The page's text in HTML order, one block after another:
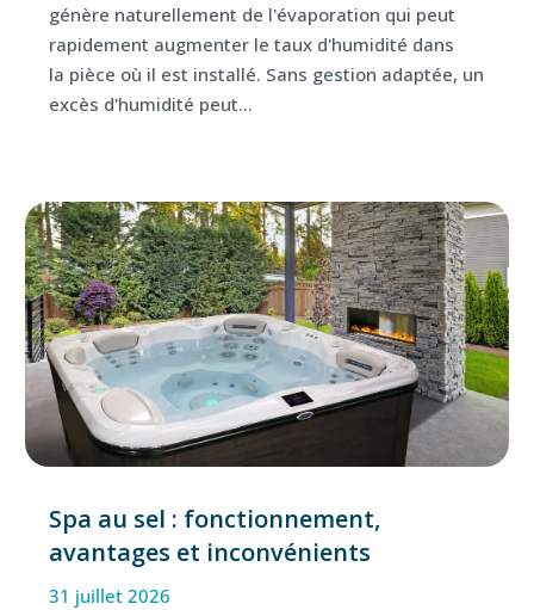
génère naturellement de l'évaporation qui peut
rapidement augmenter le taux d'humidité dans
la pièce où il est installé. Sans gestion adaptée, un
excès d'humidité peut...
Spa au sel : fonctionnement,
avantages et inconvénients
31 juillet 2026